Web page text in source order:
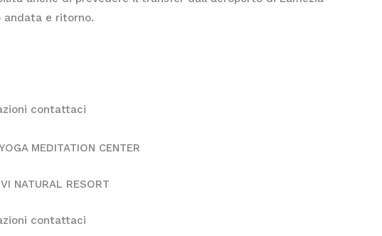
andata e ritorno.
contattaci
MEDITATION CENTER
NATURAL RESORT
contattaci